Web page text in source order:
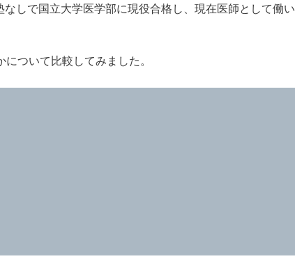
しで国立大学医学部に現役合格し、現在医師として働い
ついて比較してみました。